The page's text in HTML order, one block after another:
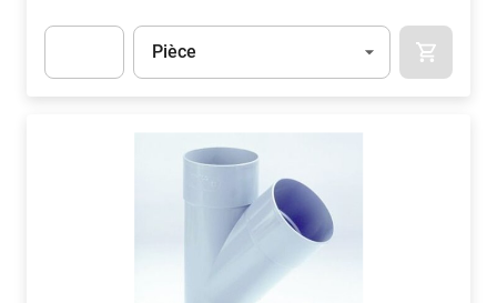
Unité
Pièce